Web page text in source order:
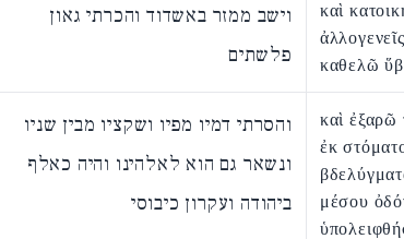
וישב ממזר באשדוד והכרתי גאון
פלשתים
καὶ
καθελῶ
והסרתי דמיו מפיו ושקציו מבין שניו
ונשאר גם הוא לאלהינו והיה כאלף
ביהודה ועקרון כיבוסי
καὶ ἐξαρῶ
ἐκ
μέσου